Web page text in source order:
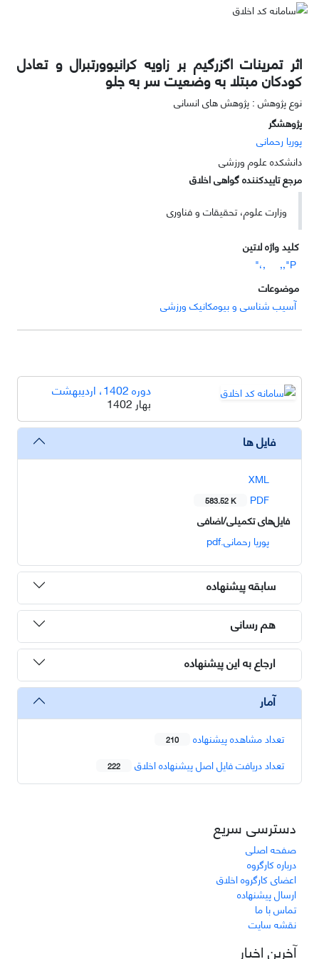
اثر تمرینات اگزرگیم بر زاویه کرانیوورتبرال و تعادل
کودکان مبتلا به وضعیت سر به جلو
نوع پژوهش : پژوهش های انسانی
پژوهشگر
پوریا رحمانی
دانشکده علوم ورزشی
مرجع تاییدکننده گواهی اخلاق
وزارت علوم، تحقیقات و فناوری
کلید واژه لاتین
P",,
,،"
موضوعات
آسیب شناسی و بیومکانیک ورزشی
دوره 1402، اردیبهشت
بهار 1402
فایل ها
XML
PDF
583.52 K
فایل‌های تکمیلی/اضافی
پوریا رحمانی.pdf
سابقه پیشنهاده
هم رسانی
ارجاع به این پیشنهاده
آمار
تعداد مشاهده پیشنهاده 210
تعداد دریافت فایل اصل پیشنهاده اخلاق 222
دسترسی سریع
صفحه اصلی
درباره کارگروه
اعضای کارگروه اخلاق
ارسال پیشنهاده
تماس با ما
نقشه سایت
آخرین اخبار